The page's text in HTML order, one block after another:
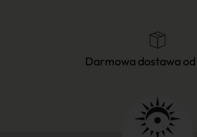
Darmowa dostawa od